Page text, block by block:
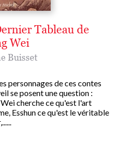
Tableau de
Wei
Buisset
personnages de ces contes
se posent une question :
cherche ce qu'est l'art
Esshun ce qu'est le véritable